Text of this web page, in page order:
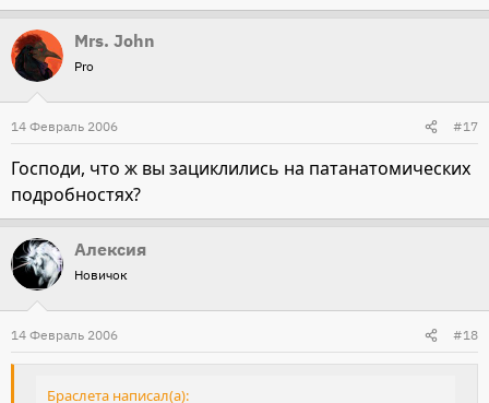
Mrs. John
Pro
14 Февраль 2006 #17
Господи, что ж вы зациклились на патанатомических
подробностях?
Алексия
Новичок
14 Февраль 2006 #18
Браслета написал(а):